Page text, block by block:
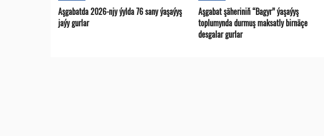
Aşgabatda 2026-njy ýylda 76 sany ýaşaýyş
jaýy gurlar
Aşgabat şäheriniň “Bagyr” ýaşaýyş
toplumynda durmuş maksatly birnäçe
desgalar gurlar